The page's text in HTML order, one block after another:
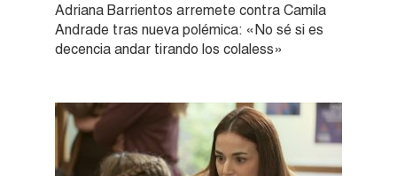
Adriana Barrientos arremete contra Camila
Andrade tras nueva polémica: «No sé si es
decencia andar tirando los colaless»